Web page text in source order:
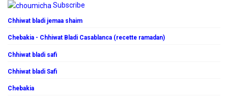
Subscribe
Chhiwat bladi jemaa shaim
Chebakia - Chhiwat Bladi Casablanca (recette ramadan)
Chhiwat bladi safi
Chhiwat bladi Safi
Chebakia